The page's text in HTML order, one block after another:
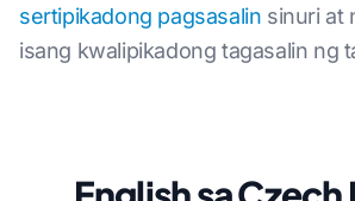
sertipikadong pagsasalin sinuri at
isang kwalipikadong tagasalin ng